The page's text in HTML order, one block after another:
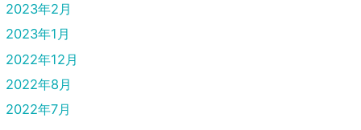
2023年2月
2023年1月
2022年12月
2022年8月
2022年7月